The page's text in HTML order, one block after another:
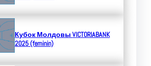
Кубок МолдовыVICTORIABANK
2025 (feminin)